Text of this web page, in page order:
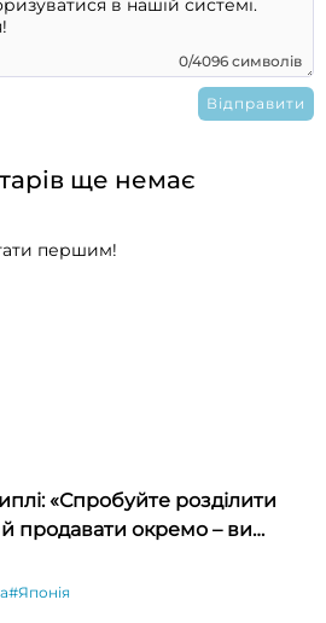
0/4096 символів
ще немає
першим!
«Спробуйте розділити
продавати окремо – ви
#Японія